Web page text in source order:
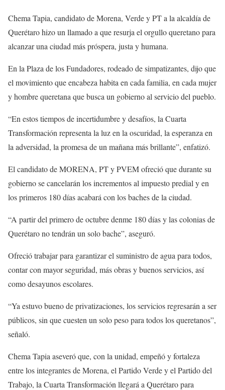
Chema Tapia, candidato de Morena, Verde y PT a la alcaldía de
Querétaro hizo un llamado a que resurja el orgullo queretano para
alcanzar una ciudad más próspera, justa y humana.
En la Plaza de los Fundadores, rodeado de simpatizantes, dijo que
el movimiento que encabeza habita en cada familia, en cada mujer
y hombre queretana que busca un gobierno al servicio del pueblo.
“En estos tiempos de incertidumbre y desafíos, la Cuarta
Transformación representa la luz en la oscuridad, la esperanza en
la adversidad, la promesa de un mañana más brillante”, enfatizó.
El candidato de MORENA, PT y PVEM ofreció que durante su
gobierno se cancelarán los incrementos al impuesto predial y en
los primeros 180 días acabará con los baches de la ciudad.
“A partir del primero de octubre denme 180 días y las colonias de
Querétaro no tendrán un solo bache”, aseguró.
Ofreció trabajar para garantizar el suministro de agua para todos,
contar con mayor seguridad, más obras y buenos servicios, así
como desayunos escolares.
“Ya estuvo bueno de privatizaciones, los servicios regresarán a ser
públicos, sin que cuesten un solo peso para todos los queretanos”,
señaló.
Chema Tapia aseveró que, con la unidad, empeñó y fortaleza
entre los integrantes de Morena, el Partido Verde y el Partido del
Trabajo, la Cuarta Transformación llegará a Querétaro para